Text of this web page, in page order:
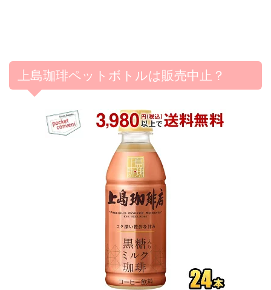
上島珈琲ペットボトルは販売中止？